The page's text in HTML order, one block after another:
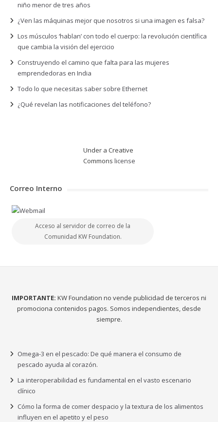
niño menor de tres años
¿Ven las máquinas mejor que nosotros si una imagen es falsa?
Los músculos ‘hablan’ con todo el cuerpo: la revolución científica
que cambia la visión del ejercicio
Construyendo el camino que falta para las mujeres
emprendedoras en India
Todo lo que necesitas saber sobre Ethernet
¿Qué revelan las notificaciones del teléfono?
Under a Creative
Commons license
Correo Interno
Acceso al servidor de correo de la
Comunidad KW Foundation.
IMPORTANTE: KW Foundation no vende publicidad de terceros ni
promociona contenidos pagos. Somos independientes, desde
siempre.
Omega-3 en el pescado: De qué manera el consumo de
pescado ayuda al corazón.
La interoperabilidad es fundamental en el vasto escenario
clínico
Cómo la forma de comer despacio y la textura de los alimentos
influyen en el apetito y el peso